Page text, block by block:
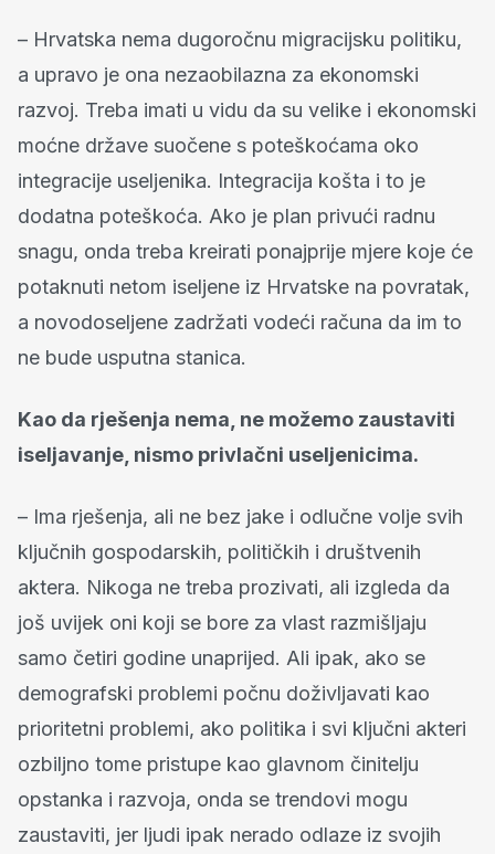
– Hrvatska nema dugoročnu migracijsku politiku,
a upravo je ona nezaobilazna za ekonomski
razvoj. Treba imati u vidu da su velike i ekonomski
moćne države suočene s poteškoćama oko
integracije useljenika. Integracija košta i to je
dodatna poteškoća. Ako je plan privući radnu
snagu, onda treba kreirati ponajprije mjere koje će
potaknuti netom iseljene iz Hrvatske na povratak,
a novodoseljene zadržati vodeći računa da im to
ne bude usputna stanica.
Kao da rješenja nema, ne možemo zaustaviti
iseljavanje, nismo privlačni useljenicima.
– Ima rješenja, ali ne bez jake i odlučne volje svih
ključnih gospodarskih, političkih i društvenih
aktera. Nikoga ne treba prozivati, ali izgleda da
još uvijek oni koji se bore za vlast razmišljaju
samo četiri godine unaprijed. Ali ipak, ako se
demografski problemi počnu doživljavati kao
prioritetni problemi, ako politika i svi ključni akteri
ozbiljno tome pristupe kao glavnom činitelju
opstanka i razvoja, onda se trendovi mogu
zaustaviti, jer ljudi ipak nerado odlaze iz svojih